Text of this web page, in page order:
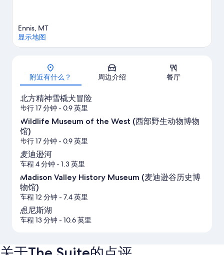
地图
Ennis, MT
显示地图
附近有什么？ 周边介绍 餐厅
北方精神雪橇犬冒险
步行 17 分钟- 0.9 英里
Wildlife Museum of the West (西部野生动物博物
馆)
步行 17 分钟- 0.9 英里
麦迪逊河
车程 4 分钟- 1.3 英里
Madison Valley History Museum (麦迪逊谷历史博
物馆)
车程 12 分钟- 7.4 英里
恩尼斯湖
车程 13 分钟- 10.6 英里